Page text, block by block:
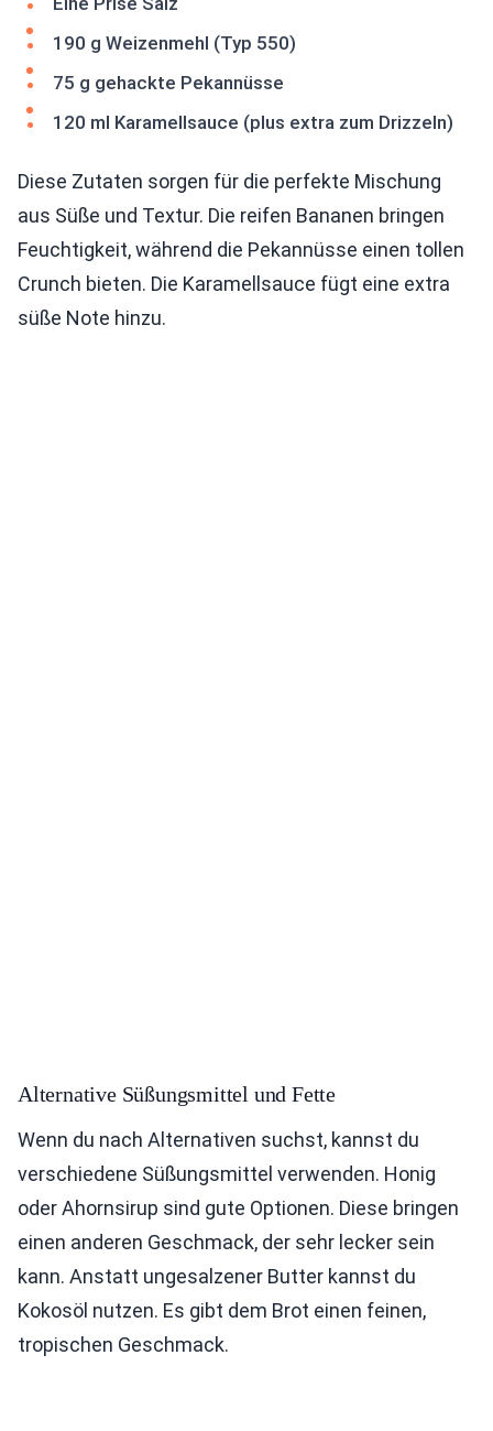
190 g Weizenmehl (Typ 550)
75 g gehackte Pekannüsse
120 ml Karamellsauce (plus extra zum Drizzeln)
Diese Zutaten sorgen für die perfekte Mischung
aus Süße und Textur. Die reifen Bananen bringen
Feuchtigkeit, während die Pekannüsse einen tollen
Crunch bieten. Die Karamellsauce fügt eine extra
süße Note hinzu.
Alternative Süßungsmittel und Fette
Wenn du nach Alternativen suchst, kannst du
verschiedene Süßungsmittel verwenden. Honig
oder Ahornsirup sind gute Optionen. Diese bringen
einen anderen Geschmack, der sehr lecker sein
kann. Anstatt ungesalzener Butter kannst du
Kokosöl nutzen. Es gibt dem Brot einen feinen,
tropischen Geschmack.